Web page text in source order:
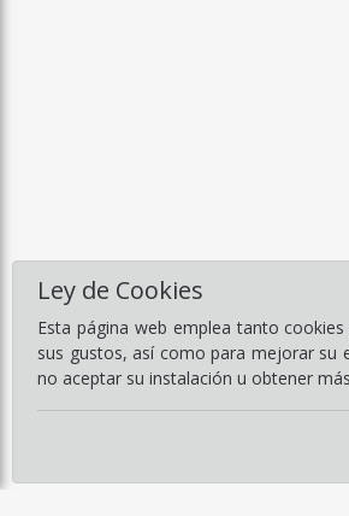
Ley de Cookies
Esta página web emplea tanto
sus gustos, así como para mejorar su
no aceptar su instalación u obtener